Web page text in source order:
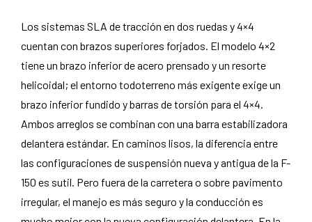
Los sistemas SLA de tracción en dos ruedas y 4×4
cuentan con brazos superiores forjados. El modelo 4×2
tiene un brazo inferior de acero prensado y un resorte
helicoidal; el entorno todoterreno más exigente exige un
brazo inferior fundido y barras de torsión para el 4×4.
Ambos arreglos se combinan con una barra estabilizadora
delantera estándar. En caminos lisos, la diferencia entre
las configuraciones de suspensión nueva y antigua de la F-
150 es sutil. Pero fuera de la carretera o sobre pavimento
irregular, el manejo es más seguro y la conducción es